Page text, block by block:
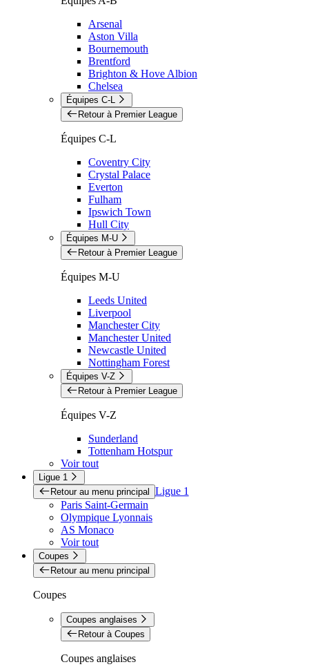
Arsenal
Aston Villa
Bournemouth
Brentford
Brighton & Hove Albion
Chelsea
Équipes C-L
Retour à Premier League
Équipes C-L
Coventry City
Crystal Palace
Everton
Fulham
Ipswich Town
Hull City
Équipes M-U
Retour à Premier League
Équipes M-U
Leeds United
Liverpool
Manchester City
Manchester United
Newcastle United
Nottingham Forest
Équipes V-Z
Retour à Premier League
Équipes V-Z
Sunderland
Tottenham Hotspur
Voir tout
Ligue 1
Retour au menu principal Ligue 1
Paris Saint-Germain
Olympique Lyonnais
AS Monaco
Voir tout
Coupes
Retour au menu principal
Coupes
Coupes anglaises
Retour à Coupes
Coupes anglaises